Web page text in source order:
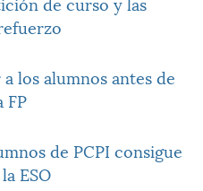
los alumnos antes de
FP
de PCPI consigue
ESO